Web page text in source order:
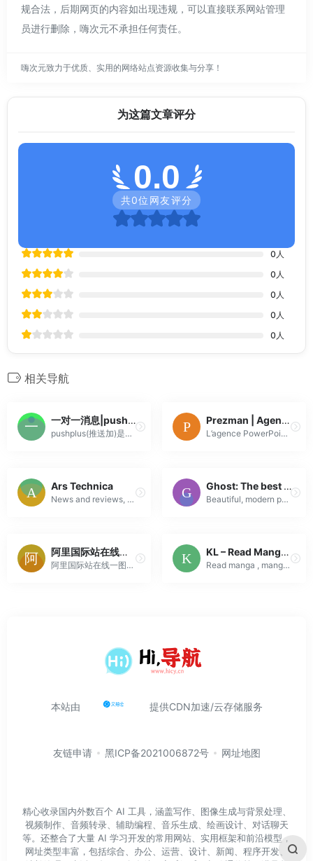
规合法，后期网页的内容如出现违规，可以直接联系网站管理
员进行删除，嗨次元不承担任何责任。
嗨次元致力于优质、实用的网络站点资源收集与分享！
为这篇文章评分
0.0
共0位网友评分
0 人
0 人
0 人
0 人
0 人
相关导航
一对一消息|pushplus(推送加)-微信消息推送平台
pushplus(推送加)是一个集成了微信、企业微信、邮件、钉钉、飞书等实时消息推送平台。只需要调用简单的API，即可帮您迅速完成消息的推送，使用简单方便
Prezman | Agence PowerPoint
L’agence PowerPoint créative et stratégique, au service des agences et des plus grandes entreprises du monde.
Ars Technica
News and reviews, covering IT, AI, science, space, health, gaming, cybersecurity, tech policy, computers, mobile devices, and operating systems.
Ghost: The best open source blog & newsletter platform
Beautiful, modern publishing with email newsletters and paid subscriptions built-in. Used by Platformer, 404Media, Lever News, Tangle, The Browser, an...
阿里国际站在线一图多链接内容关联营销机器人–在线热点代码生成器生成工具
阿里国际站在线一图多链接内容关联营销机器人--在线热点代码生成器生成工具，一图多链接，内容关联营销工具，在线热点代码生成器，详情页在线热点代码生成器代码生成工具-在线图片热点链接添加，全屏热点代码生成器，1920全屏海报热点链接添加，网页版图片热点跳转地址
KL – Read Manga Raw Online Free
Read manga , manga online, download manga in high quality for free, fast update, daily update. Unique reading type: All pages - just need to scroll to...
本站由 提供CDN加速/云存储服务
友链申请 黑ICP备2021006872号 网址地图
精心收录国内外数百个 AI 工具，涵盖写作、图像生成与背景处理、
视频制作、音频转录、辅助编程、音乐生成、绘画设计、对话聊天
等。还整合了大量 AI 学习开发的常用网站、实用框架和前沿模型，
网址类型丰富，包括综合、办公、运营、设计、新闻、程序开发、